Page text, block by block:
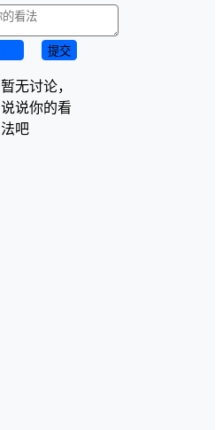
提交
暂无讨论，
说说你的看
法吧